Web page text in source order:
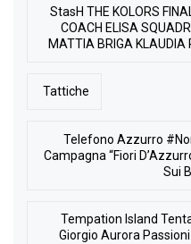
StasH THE KOLORS
COACH ELISA
MATTIA BRIGA KLAUDIA
Tattiche
Telefono Azzurro
Campagna “Fiori
Sui
Tempation Island
Giorgio Aurora